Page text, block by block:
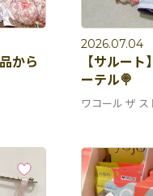
から
2026.07.04
【サルー
ーテル🍭
ワコール ザ ス